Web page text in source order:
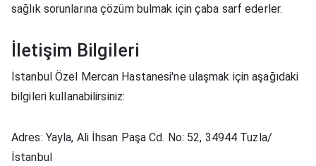
sağlık sorunlarına çözüm bulmak için çaba sarf ederler.
İletişim Bilgileri
İstanbul Özel Mercan Hastanesi'ne ulaşmak için aşağıdaki
bilgileri kullanabilirsiniz:
Adres: Yayla, Ali İhsan Paşa Cd. No: 52, 34944 Tuzla/
İstanbul